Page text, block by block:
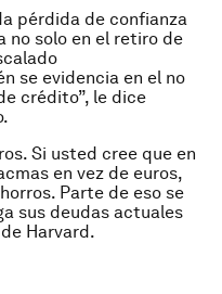
pérdida de confianza
no solo en el retiro de
se evidencia en el no
crédito”, le dice
Si usted cree que en
en vez de euros,
Parte de eso se
sus deudas actuales
Harvard.